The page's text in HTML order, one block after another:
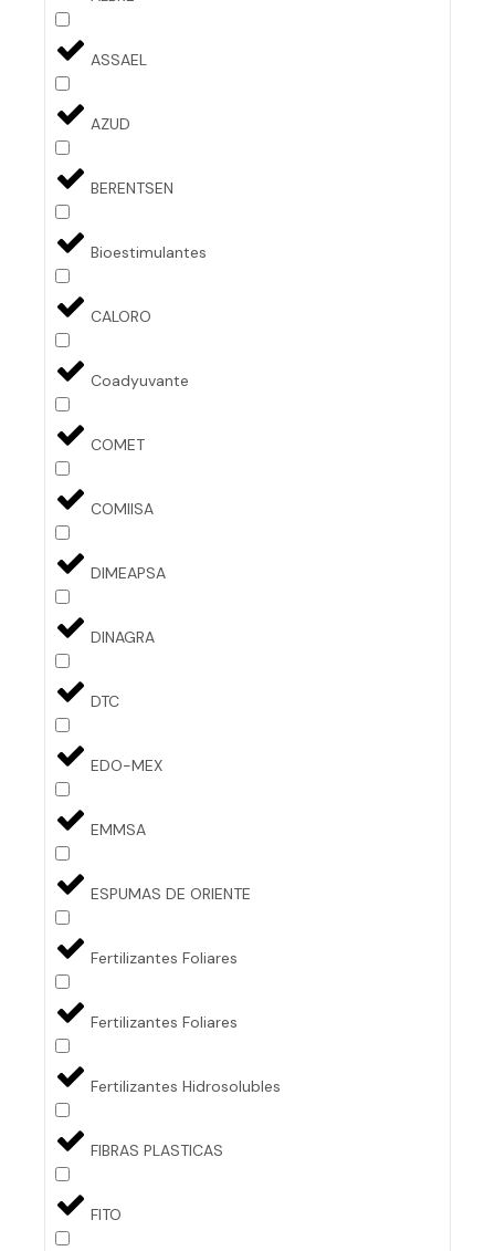
ASSAEL
AZUD
BERENTSEN
Bioestimulantes
CALORO
Coadyuvante
COMET
COMIISA
DIMEAPSA
DINAGRA
DTC
EDO-MEX
EMMSA
ESPUMAS DE ORIENTE
Fertilizantes Foliares
Fertilizantes Foliares
Fertilizantes Hidrosolubles
FIBRAS PLASTICAS
FITO